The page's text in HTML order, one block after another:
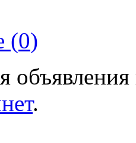
(0)
.